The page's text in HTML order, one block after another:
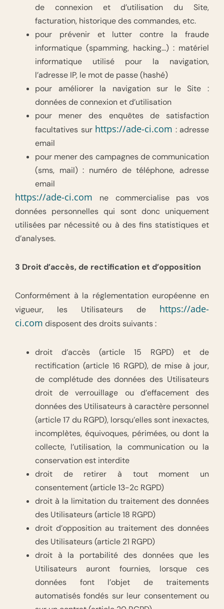
de connexion et d’utilisation du Site,
facturation, historique des commandes, etc.
pour prévenir et lutter contre la fraude
informatique (spamming, hacking…) : matériel
informatique utilisé pour la navigation,
l’adresse IP, le mot de passe (hashé)
pour améliorer la navigation sur le Site :
données de connexion et d’utilisation
pour mener des enquêtes de satisfaction
facultatives sur https://ade-ci.com : adresse
email
pour mener des campagnes de communication
(sms, mail) : numéro de téléphone, adresse
email
https://ade-ci.com ne commercialise pas vos
données personnelles qui sont donc uniquement
utilisées par nécessité ou à des fins statistiques et
d’analyses.
3 Droit d’accès, de rectification et d’opposition
Conformément à la réglementation européenne en
vigueur, les Utilisateurs de https://ade-
ci.com disposent des droits suivants :
droit d’accès (article 15 RGPD) et de
rectification (article 16 RGPD), de mise à jour,
de complétude des données des Utilisateurs
droit de verrouillage ou d’effacement des
données des Utilisateurs à caractère personnel
(article 17 du RGPD), lorsqu’elles sont inexactes,
incomplètes, équivoques, périmées, ou dont la
collecte, l’utilisation, la communication ou la
conservation est interdite
droit de retirer à tout moment un
consentement (article 13-2c RGPD)
droit à la limitation du traitement des données
des Utilisateurs (article 18 RGPD)
droit d’opposition au traitement des données
des Utilisateurs (article 21 RGPD)
droit à la portabilité des données que les
Utilisateurs auront fournies, lorsque ces
données font l’objet de traitements
automatisés fondés sur leur consentement ou